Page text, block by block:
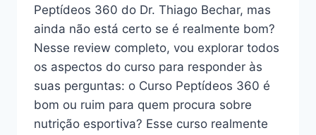
Peptídeos 360 do Dr. Thiago Bechar, mas
ainda não está certo se é realmente bom?
Nesse review completo, vou explorar todos
os aspectos do curso para responder às
suas perguntas: o Curso Peptídeos 360 é
bom ou ruim para quem procura sobre
nutrição esportiva? Esse curso realmente